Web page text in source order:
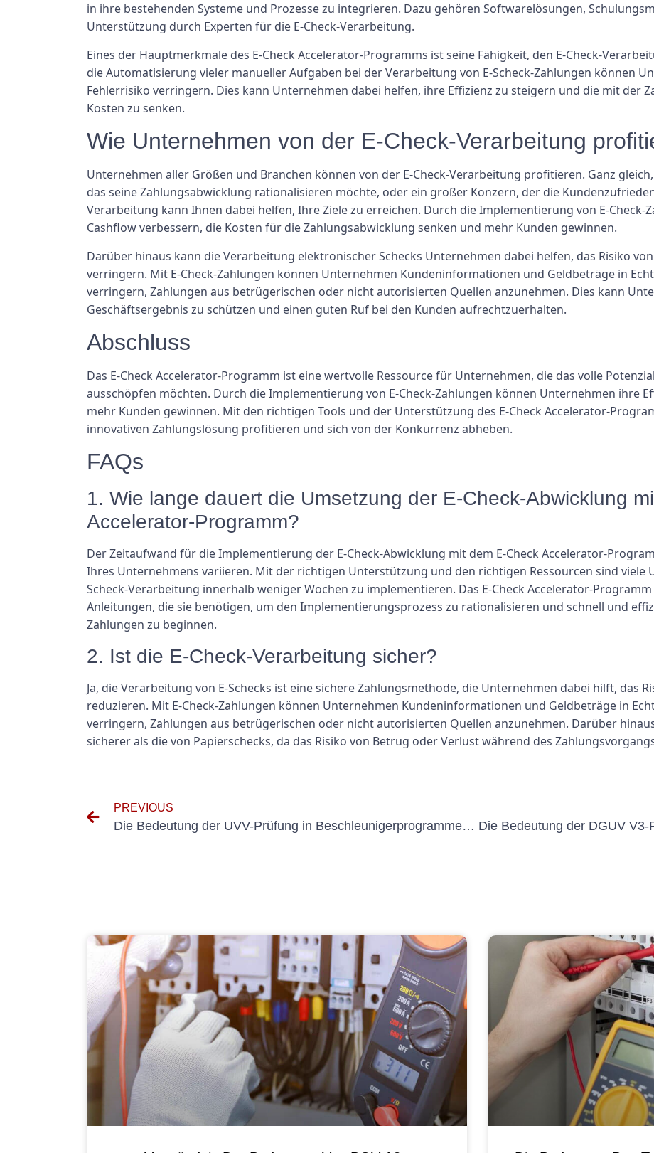
in ihre bestehenden Systeme und Prozesse zu integrieren. Dazu gehören Softwarelösungen,
Unterstützung durch Experten für die E-Check-Verarbeitung.
Eines der Hauptmerkmale des E-Check Accelerator-Programms ist seine Fähigkeit, den E-Check-
die Automatisierung vieler manueller Aufgaben bei der Verarbeitung von E-Scheck-Zahlungen können
Fehlerrisiko verringern. Dies kann Unternehmen dabei helfen, ihre Effizienz zu steigern und die mit der
Kosten zu senken.
Wie Unternehmen von der E-Check-Verarbeitung
Unternehmen aller Größen und Branchen können von der E-Check-Verarbeitung profitieren. Ganz
das seine Zahlungsabwicklung rationalisieren möchte, oder ein großer Konzern, der die
Verarbeitung kann Ihnen dabei helfen, Ihre Ziele zu erreichen. Durch die Implementierung von E-
Cashflow verbessern, die Kosten für die Zahlungsabwicklung senken und mehr Kunden gewinnen.
Darüber hinaus kann die Verarbeitung elektronischer Schecks Unternehmen dabei helfen, das Risiko
verringern. Mit E-Check-Zahlungen können Unternehmen Kundeninformationen und Geldbeträge in
verringern, Zahlungen aus betrügerischen oder nicht autorisierten Quellen anzunehmen. Dies kann
Geschäftsergebnis zu schützen und einen guten Ruf bei den Kunden aufrechtzuerhalten.
Abschluss
Das E-Check Accelerator-Programm ist eine wertvolle Ressource für Unternehmen, die das volle
ausschöpfen möchten. Durch die Implementierung von E-Check-Zahlungen können Unternehmen ihre
mehr Kunden gewinnen. Mit den richtigen Tools und der Unterstützung des E-Check Accelerator-
innovativen Zahlungslösung profitieren und sich von der Konkurrenz abheben.
FAQs
1. Wie lange dauert die Umsetzung der E-Check-Abwicklung
Accelerator-Programm?
Der Zeitaufwand für die Implementierung der E-Check-Abwicklung mit dem E-Check Accelerator-
Ihres Unternehmens variieren. Mit der richtigen Unterstützung und den richtigen Ressourcen sind viele
Scheck-Verarbeitung innerhalb weniger Wochen zu implementieren. Das E-Check Accelerator-
Anleitungen, die sie benötigen, um den Implementierungsprozess zu rationalisieren und schnell und
Zahlungen zu beginnen.
2. Ist die E-Check-Verarbeitung sicher?
Ja, die Verarbeitung von E-Schecks ist eine sichere Zahlungsmethode, die Unternehmen dabei hilft, das
reduzieren. Mit E-Check-Zahlungen können Unternehmen Kundeninformationen und Geldbeträge in
verringern, Zahlungen aus betrügerischen oder nicht autorisierten Quellen anzunehmen. Darüber
sicherer als die von Papierschecks, da das Risiko von Betrug oder Verlust während des
PREVIOUS
Die Bedeutung der UVV-Prüfung in Beschleunigerprogrammen: Gewährleistung von Sicherheit und Compliance